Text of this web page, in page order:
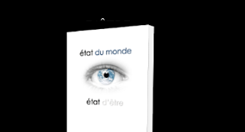
D’ÊTRE